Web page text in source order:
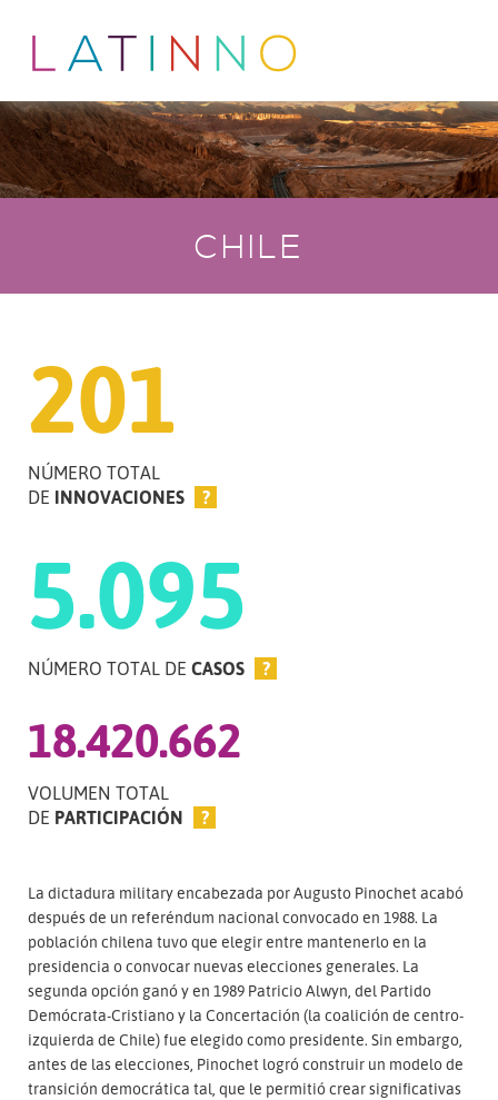
CHILE
201
NÚMERO TOTAL
DE INNOVACIONES ?
5.095
NÚMERO TOTAL DE CASOS ?
18.420.662
VOLUMEN TOTAL
DE PARTICIPACIÓN ?
La dictadura military encabezada por Augusto Pinochet acabó
después de un referéndum nacional convocado en 1988. La
población chilena tuvo que elegir entre mantenerlo en la
presidencia o convocar nuevas elecciones generales. La
segunda opción ganó y en 1989 Patricio Alwyn, del Partido
Demócrata-Cristiano y la Concertación (la coalición de centro-
izquierda de Chile) fue elegido como presidente. Sin embargo,
antes de las elecciones, Pinochet logró construir un modelo de
transición democrática tal, que le permitió crear significativas